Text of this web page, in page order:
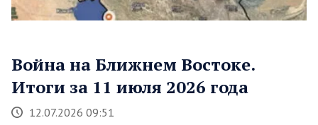
Война на Ближнем Востоке.
Итоги за 11 июля 2026 года
12.07.2026 09:51